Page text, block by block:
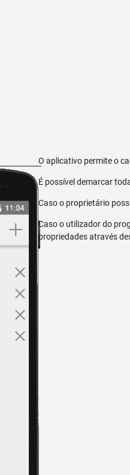
O aplicativo permite o
É possível demarcar
Caso o proprietário
Caso o utilizador do
propriedades através